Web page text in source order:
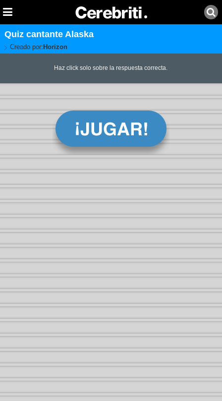
Quiz cantante Alaska
Creado por: Horizon
Haz click solo sobre la respuesta correcta.